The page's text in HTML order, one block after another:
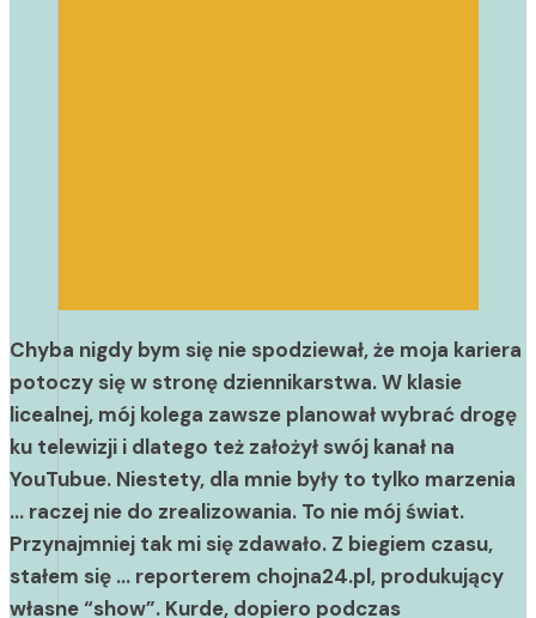
Chyba nigdy bym się nie spodziewał, że moja kariera
potoczy się w stronę dziennikarstwa. W klasie
licealnej, mój kolega zawsze planował wybrać drogę
ku telewizji i dlatego też założył swój kanał na
YouTubue. Niestety, dla mnie były to tylko marzenia
… raczej nie do zrealizowania. To nie mój świat.
Przynajmniej tak mi się zdawało. Z biegiem czasu,
stałem się … reporterem chojna24.pl, produkujący
własne “show”. Kurde, dopiero podczas